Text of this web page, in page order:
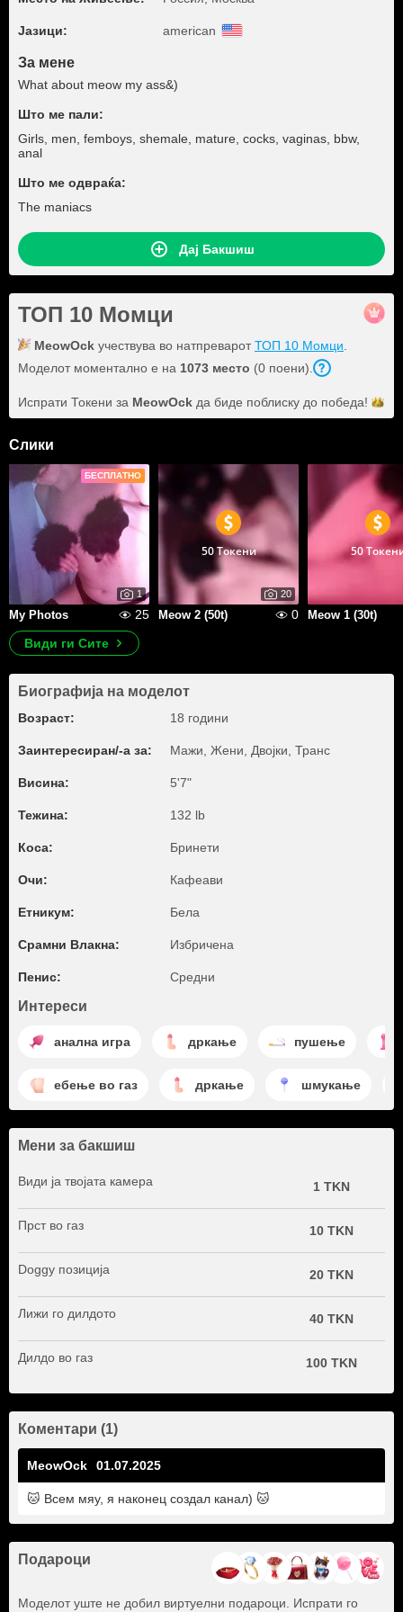
Јазици: american
За мене
What about meow my ass&)
Што ме пали:
Girls, men, femboys, shemale, mature, cocks, vaginas, bbw,
anal
Што ме одвраќа:
The maniacs
Дај Бакшиш
ТОП 10 Момци
MeowOck учествува во натпреваротТОП 10 Момци
Моделот моментално е на 1073 место (0 поени).
Испрати Токени за MeowOck да биде поблиску до победа!
Слики
БЕСПЛАТНО
1
My Photos 25
50 Токени
20
Meow 2 (50t) 0
50
Meow 1 (30t)
Види ги Сите
Биографија на моделот
Возраст: 18 години
Заинтересиран/-а за: Мажи, Жени, Двојки, Транс
Висина: 5'7"
Тежина: 132 lb
Коса: Бринети
Очи: Кафеави
Етникум: Бела
Срамни Влакна: Избричена
Пенис: Средни
Интереси
анална игра дркање пушење
ебење во газ дркање шмукање
Мени за бакшиш
Види ја твојата камера 1 TKN
Прст во газ 10 TKN
Doggy позиција 20 TKN
Лижи го дилдото 40 TKN
Дилдо во газ 100 TKN
Коментари (1)
MeowOck 01.07.2025
🐱 Всем мяу, я наконец создал канал) 🐱
Подароци
Моделот уште не добил виртуелни подароци. Испрати го